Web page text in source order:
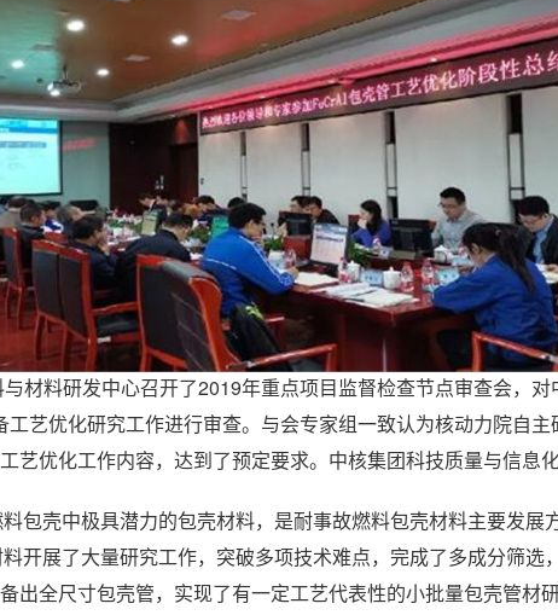
料研发中心召开了2019年重点项目监督检查节点审查会，对
工艺优化研究工作进行审查。与会专家组一致认为核动力院自
艺优化工作内容，达到了预定要求。中核集团科技质量与信息化
壳中极具潜力的包壳材料，是耐事故燃料包壳材料主要发展
开展了大量研究工作，突破多项技术难点，完成了多成分筛选
出全尺寸包壳管，实现了有一定工艺代表性的小批量包壳管材